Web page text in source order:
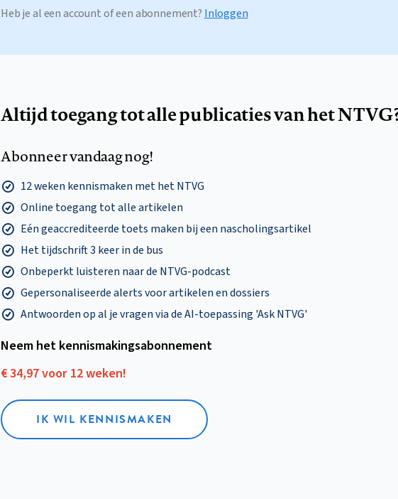
Heb je al een account of een abonnement? Inloggen
Altijd toegang tot alle publicaties van het
Abonneer vandaag nog!
12 weken kennismaken met het NTVG
Online toegang tot alle artikelen
Eén geaccrediteerde toets maken bij een nascholingsartikel
Het tijdschrift 3 keer in de bus
Onbeperkt luisteren naar de NTVG-podcast
Gepersonaliseerde alerts voor artikelen en dossiers
Antwoorden op al je vragen via de AI-toepassing 'Ask NTVG'
Neem het kennismakings­abonnement
€ 34,97 voor 12 weken!
IK WIL KENNISMAKEN